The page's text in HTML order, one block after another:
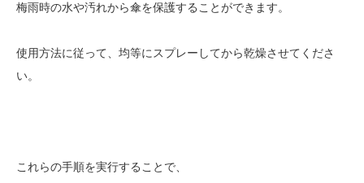
梅雨時の水や汚れから傘を保護することができます。
使用方法に従って、均等にスプレーしてから乾燥させてくださ
い。
これらの手順を実行することで、